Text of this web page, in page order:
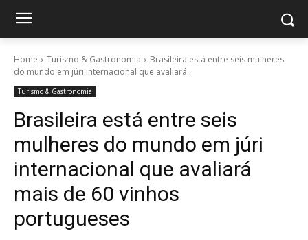
Home Turismo & Gastronomia
Brasileira está entre seis mulheres
do mundo em júri internacional que avaliará...
Turismo & Gastronomia
Brasileira está entre seis
mulheres do mundo em júri
internacional que avaliará
mais de 60 vinhos
portugueses